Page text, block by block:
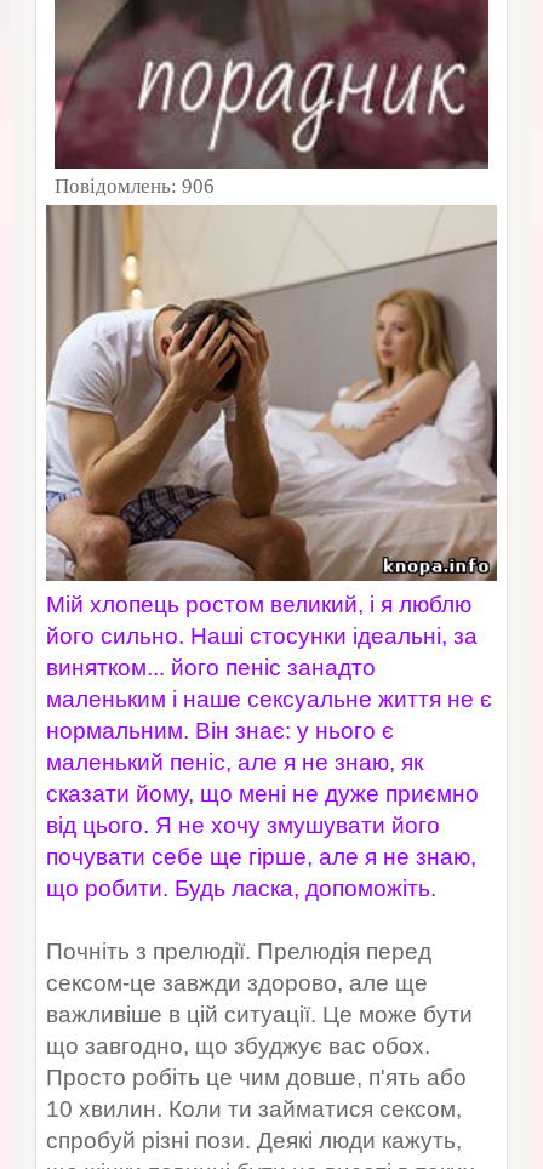
Повідомлень: 906
Мій хлопець ростом великий, і я люблю
його сильно. Наші стосунки ідеальні, за
винятком... його пеніс занадто
маленьким і наше сексуальне життя не є
нормальним. Він знає: у нього є
маленький пеніс, але я не знаю, як
сказати йому, що мені не дуже приємно
від цього. Я не хочу змушувати його
почувати себе ще гірше, але я не знаю,
що робити. Будь ласка, допоможіть.
Почніть з прелюдії. Прелюдія перед
сексом-це завжди здорово, але ще
важливіше в цій ситуації. Це може бути
що завгодно, що збуджує вас обох.
Просто робіть це чим довше, п'ять або
10 хвилин. Коли ти займатися сексом,
спробуй різні пози. Деякі люди кажуть,